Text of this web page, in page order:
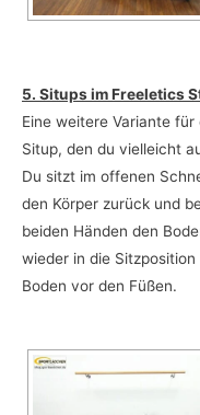
5. Situps im Freeletics
Eine weitere Variante
Situp, den du vielleicht
Du sitzt im offenen
den Körper zurück und
beiden Händen den
wieder in die
Boden vor den Füßen.